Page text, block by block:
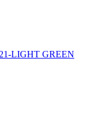
LIGHT GREEN